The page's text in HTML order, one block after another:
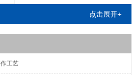
提取极性化合物，然后再通过提高溶
剂的极性来洗脱物质。pH值使用范围
点击展开+
工艺